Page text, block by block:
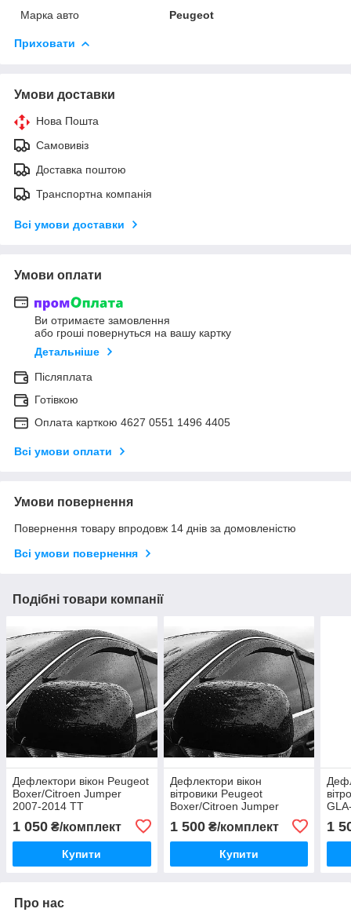
Марка авто
Peugeot
Приховати
Умови доставки
Нова Пошта
Самовивіз
Доставка поштою
Транспортна компанія
Всі умови доставки
Умови оплати
Ви отримаєте замовлення
або гроші повернуться на вашу картку
Детальніше
Післяплата
Готівкою
Оплата карткою 4627 0551 1496 4405
Всі умови оплати
Умови повернення
Повернення товару впродовж 14 днів за домовленістю
Всі умови повернення
Подібні товари компанії
Дефлектори вікон Peugeot
Boxer/Citroen Jumper
2007-2014 TT
1 050 ₴/комплект
Купити
Дефлектори вікон
вітровики Peugeot
Boxer/Citroen Jumper
2007-2014 Cobra Tuning
1 500₴/комплект
Купити
1
Про нас